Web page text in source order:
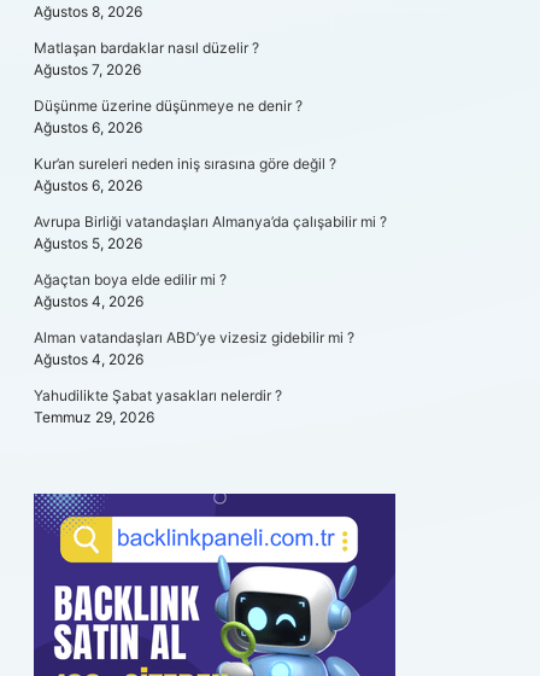
Ağustos 8, 2026
Matlaşan bardaklar nasıl düzelir ?
Ağustos 7, 2026
Düşünme üzerine düşünmeye ne denir ?
Ağustos 6, 2026
Kur’an sureleri neden iniş sırasına göre değil ?
Ağustos 6, 2026
Avrupa Birliği vatandaşları Almanya’da çalışabilir mi ?
Ağustos 5, 2026
Ağaçtan boya elde edilir mi ?
Ağustos 4, 2026
Alman vatandaşları ABD’ye vizesiz gidebilir mi ?
Ağustos 4, 2026
Yahudilikte Şabat yasakları nelerdir ?
Temmuz 29, 2026